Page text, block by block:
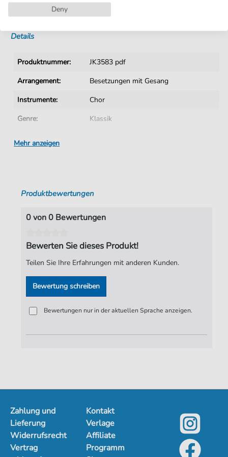
Sofortiger Download nach Kauf
Details
Produktnummer:
JK3583 pdf
Arrangement:
Besetzungen mit Gesang
Instrumente:
Chor
Genre:
Klassik
Ära:
Tonart:
Es-Dur
Autoren:
Nägeli
Spieldauer:
:
Jürgen Knuth
Mehr anzeigen
Produktbewertungen
0 von 0 Bewertungen
Bewerten Sie dieses Produkt!
Teilen Sie Ihre Erfahrungen mit anderen Kunden.
Bewertung schreiben
Bewertungen nur in der aktuellen Sprache anzeigen.
Zahlung und
Lieferung
Widerrufsrecht
Vertrag
Kontakt
Verlage
Affiliate
Programm
Deny